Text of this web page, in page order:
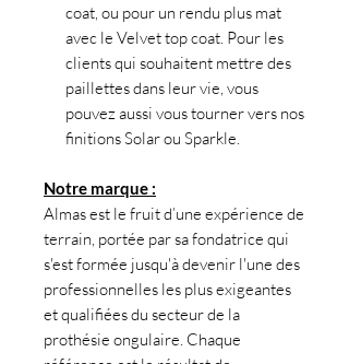
coat, ou pour un rendu plus mat
avec le Velvet top coat. Pour les
clients qui souhaitent mettre des
paillettes dans leur vie, vous
pouvez aussi vous tourner vers nos
finitions Solar ou Sparkle.
Notre marque :
Almas est le fruit d’une expérience de
terrain, portée par sa fondatrice qui
s'est formée jusqu'à devenir l'une des
professionnelles les plus exigeantes
et qualifiées du secteur de la
prothésie ongulaire. Chaque